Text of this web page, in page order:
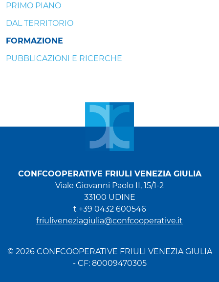
PRIMO PIANO
DAL TERRITORIO
FORMAZIONE
PUBBLICAZIONI E RICERCHE
CONFCOOPERATIVE FRIULI VENEZIA GIULIA
Viale Giovanni Paolo II, 15/1-2
33100 UDINE
t +39 0432 600546
friuliveneziagiulia@confcooperative.it
© 2026 CONFCOOPERATIVE FRIULI VENEZIA GIULIA
- CF: 80009470305